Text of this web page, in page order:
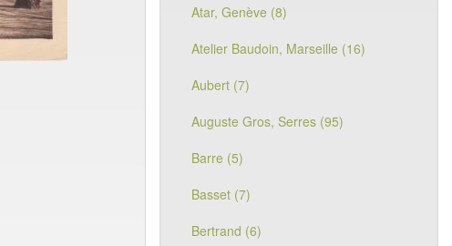
Atar, Genève (8)
Atelier Baudoin, Marseille (16)
Aubert (7)
Auguste Gros, Serres (95)
Barre (5)
Basset (7)
Bertrand (6)